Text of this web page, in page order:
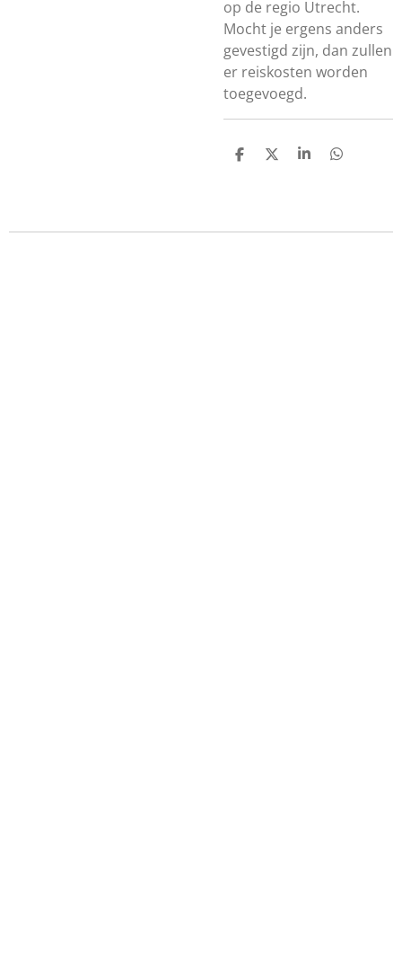
op de regio Utrecht.
Mocht je ergens anders
gevestigd zijn, dan zullen
er reiskosten worden
toegevoegd.
D
D
S
D